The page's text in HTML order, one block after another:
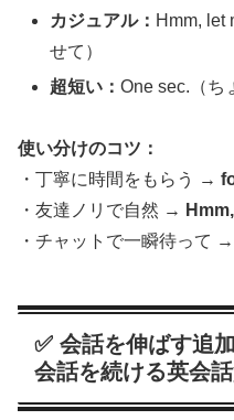
カジュアル： Hmm, let
せて）
超短い：One sec.（ち
使い分けのコツ：
・丁寧に時間をもらう →
・友達ノリで自然 →
・チャットで一瞬待って →
✅ 会話を伸ばす追
会話を続ける英会